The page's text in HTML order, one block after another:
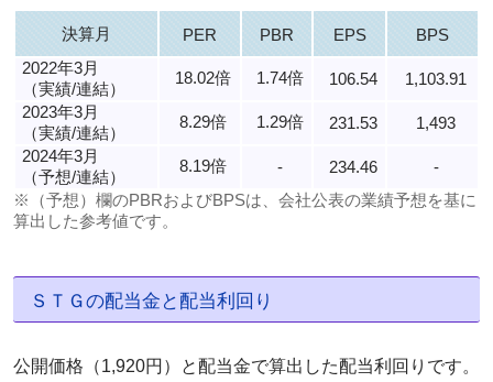
決算月 PER PBR EPS
BPS
2022年3月
（実績/連結）
18.02倍 1.74倍 106.54
1,103.91
2023年3月
（実績/連結）
8.29倍 1.29倍 231.53
1,493
2024年3月
（予想/連結）
8.19倍 - 234.46
-
※（予想）欄のPBRおよびBPSは、会社公表の業績予想を基に
算出した参考値です。
ＳＴＧの配当金と配当利回り
公開価格（1,920円）と配当金で算出した配当利回りです。